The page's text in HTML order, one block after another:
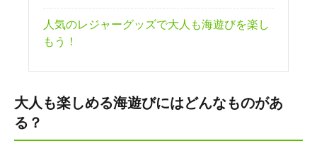
人気のレジャーグッズで大人も海遊びを楽し
もう！
大人も楽しめる海遊びにはどんなものがあ
る？